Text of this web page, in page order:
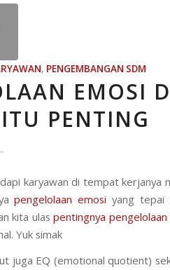
, PENGEMBANGAN SDM
EMOSI
PENTING
karyawan di tempat kerjanya
pengelolaan emosi yang tepai
kita ulaspentingnya pengelolaan
Yuk simak
juga EQ (emotional quotient)